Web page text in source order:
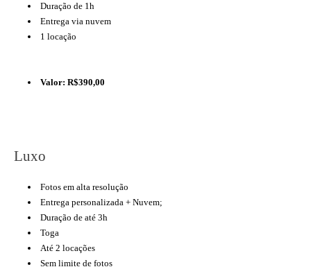
Duração de 1h
Entrega via nuvem
1 locação
Valor: R$390,00
Luxo
Fotos em alta resolução
Entrega personalizada + Nuvem;
Duração de até 3h
Toga
Até 2 locações
Sem limite de fotos